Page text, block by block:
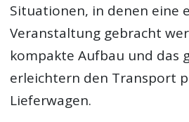
Situationen, in denen eine
Veranstaltung gebracht
kompakte Aufbau und das
erleichtern den Transport
Lieferwagen.